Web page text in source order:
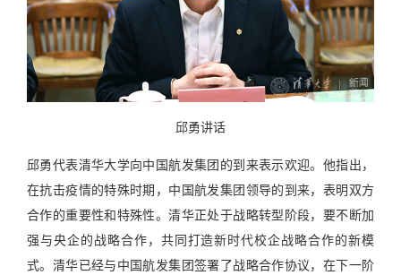
邱勇讲话
邱勇代表清华大学向中国航发集团的到来表示欢迎。他指出，
在抗击疫情的特殊时期，中国航发集团领导的到来，表明双方
合作的重要性和特殊性。清华正处于战略转型阶段，要不断加
强与央企的战略合作，共同打造新时代校企战略合作的新模
式。清华已经与中国航发集团签署了战略合作协议，在下一阶